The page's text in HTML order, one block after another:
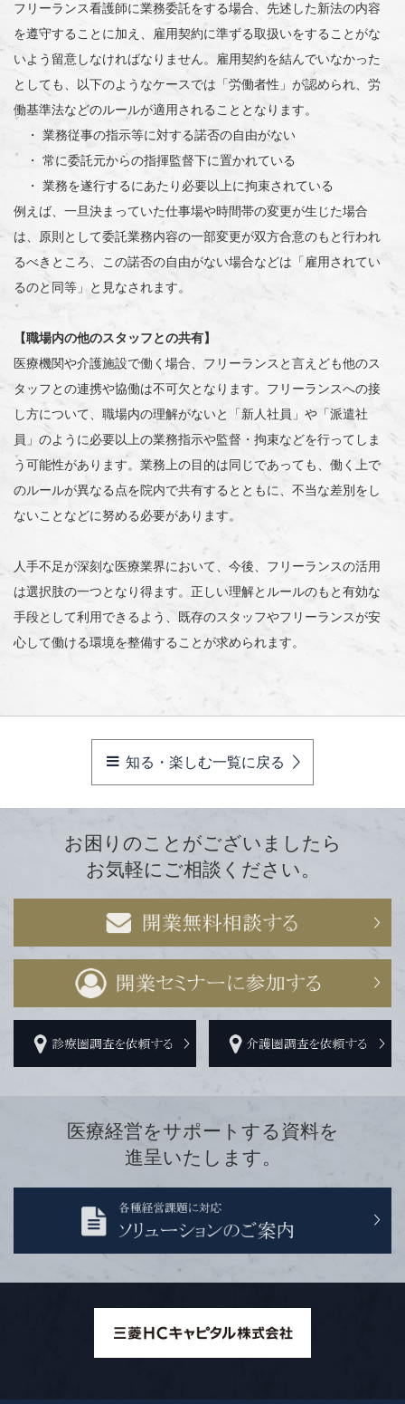
フリーランス看護師に業務委託をする場合、先述した新法の内容
を遵守することに加え、雇用契約に準ずる取扱いをすることがな
いよう留意しなければなりません。雇用契約を結んでいなかった
としても、以下のようなケースでは「労働者性」が認められ、労
働基準法などのルールが適用されることとなります。
・ 業務従事の指示等に対する諾否の自由がない
・ 常に委託元からの指揮監督下に置かれている
・ 業務を遂行するにあたり必要以上に拘束されている
例えば、一旦決まっていた仕事場や時間帯の変更が生じた場合
は、原則として委託業務内容の一部変更が双方合意のもと行われ
るべきところ、この諾否の自由がない場合などは「雇用されてい
るのと同等」と見なされます。
【職場内の他のスタッフとの共有】
医療機関や介護施設で働く場合、フリーランスと言えども他のス
タッフとの連携や協働は不可欠となります。フリーランスへの接
し方について、職場内の理解がないと「新人社員」や「派遣社
員」のように必要以上の業務指示や監督・拘束などを行ってしま
う可能性があります。業務上の目的は同じであっても、働く上で
のルールが異なる点を院内で共有するとともに、不当な差別をし
ないことなどに努める必要があります。
人手不足が深刻な医療業界において、今後、フリーランスの活用
は選択肢の一つとなり得ます。正しい理解とルールのもと有効な
手段として利用できるよう、既存のスタッフやフリーランスが安
心して働ける環境を整備することが求められます。
知る・楽しむ一覧に戻る
お困りのことがございましたら
お気軽にご相談ください。
医療経営をサポートする資料を
進呈いたします。